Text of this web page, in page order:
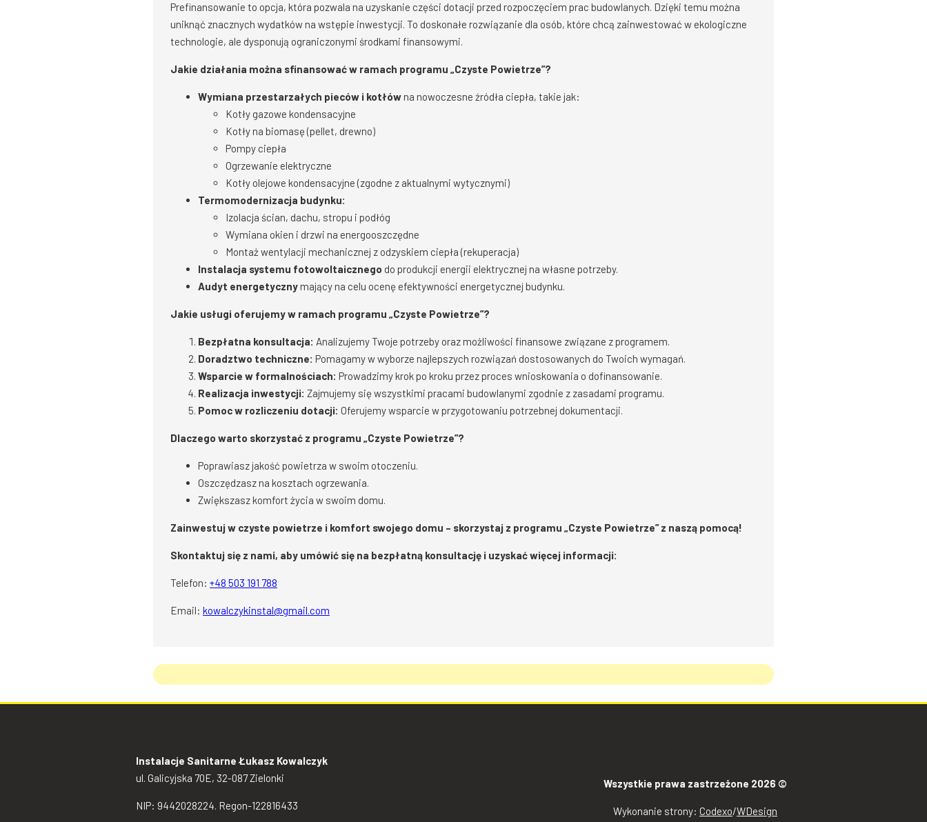
Prefinansowanie to opcja, która pozwala na uzyskanie części dotacji przed rozpoczęciem prac budowlanych. Dzięki temu można
uniknąć znacznych wydatków na wstępie inwestycji. To doskonałe rozwiązanie dla osób, które chcą zainwestować w ekologiczne
technologie, ale dysponują ograniczonymi środkami finansowymi.
Jakie działania można sfinansować w ramach programu „Czyste Powietrze”?
Wymiana przestarzałych pieców i kotłówna nowoczesne źródła ciepła, takie jak:
Kotły gazowe kondensacyjne
Kotły na biomasę (pellet, drewno)
Pompy ciepła
Ogrzewanie elektryczne
Kotły olejowe kondensacyjne (zgodne z aktualnymi wytycznymi)
Termomodernizacja budynku:
Izolacja ścian, dachu, stropu i podłóg
Wymiana okien i drzwi na energooszczędne
Montaż wentylacji mechanicznej z odzyskiem ciepła (rekuperacja)
Instalacja systemu fotowoltaicznego do produkcji energii elektrycznej na własne potrzeby.
Audyt energetycznymający na celu ocenę efektywności energetycznej budynku.
Jakie usługi oferujemy w ramach programu „Czyste Powietrze”?
Bezpłatna konsultacja: Analizujemy Twoje potrzeby oraz możliwości finansowe związane z programem.
Doradztwo techniczne: Pomagamy w wyborze najlepszych rozwiązań dostosowanych do Twoich wymagań.
Wsparcie w formalnościach: Prowadzimy krok po kroku przez proces wnioskowania o dofinansowanie.
Realizacja inwestycji: Zajmujemy się wszystkimi pracami budowlanymi zgodnie z zasadami programu.
Pomoc w rozliczeniu dotacji: Oferujemy wsparcie w przygotowaniu potrzebnej dokumentacji.
Dlaczego warto skorzystać z programu „Czyste Powietrze”?
Poprawiasz jakość powietrza w swoim otoczeniu.
Oszczędzasz na kosztach ogrzewania.
Zwiększasz komfort życia w swoim domu.
Zainwestuj w czyste powietrze i komfort swojego domu – skorzystaj z programu „Czyste Powietrze” z naszą pomocą!
Skontaktuj się z nami, aby umówić się na bezpłatną konsultację i uzyskać więcej informacji:
Telefon: +48 503 191 788
Email: kowalczykinstal@gmail.com
Instalacje Sanitarne Łukasz Kowalczyk
ul. Galicyjska 70E, 32-087 Zielonki
NIP: 9442028224. Regon-122816433
Wszystkie prawa zastrzeżone 2026 ©
Wykonanie strony: Codexo/WDesign